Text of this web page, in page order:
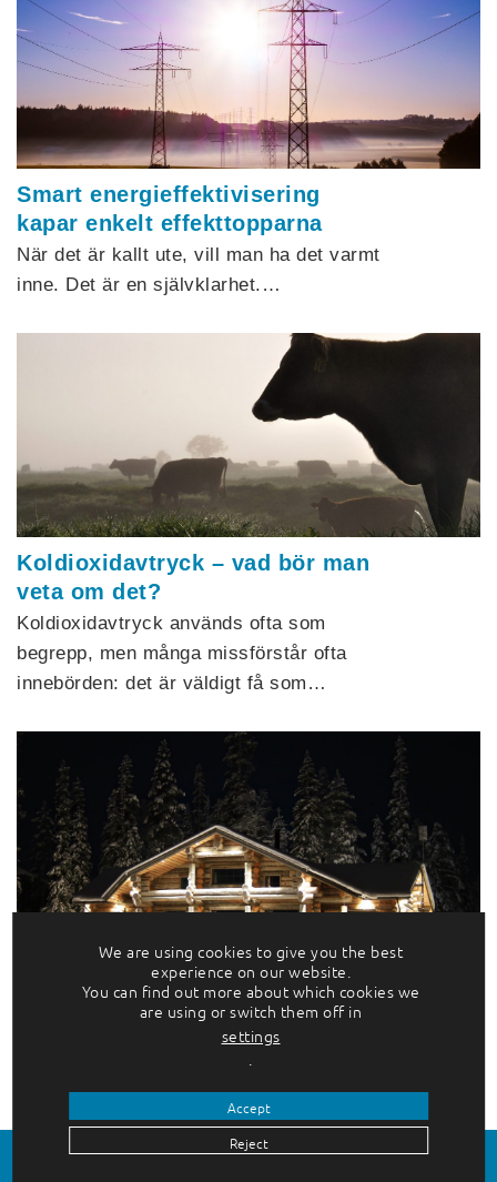
Smart energieffektivisering
kapar enkelt effekttopparna
När det är kallt ute, vill man ha det varmt
inne. Det är en självklarhet.…
Koldioxidavtryck – vad bör man
veta om det?
Koldioxidavtryck används ofta som
begrepp, men många missförstår ofta
innebörden: det är väldigt få som…
Destination Finland: trenden är
ekolyx i Norr
Lyx mitt i den storslagna naturen är vad
många turister önskar sig av en
We are using cookies to give you the best
experience on our website.
You can find out more about which cookies we
are using or switch them off in
settings
Accept
Reject